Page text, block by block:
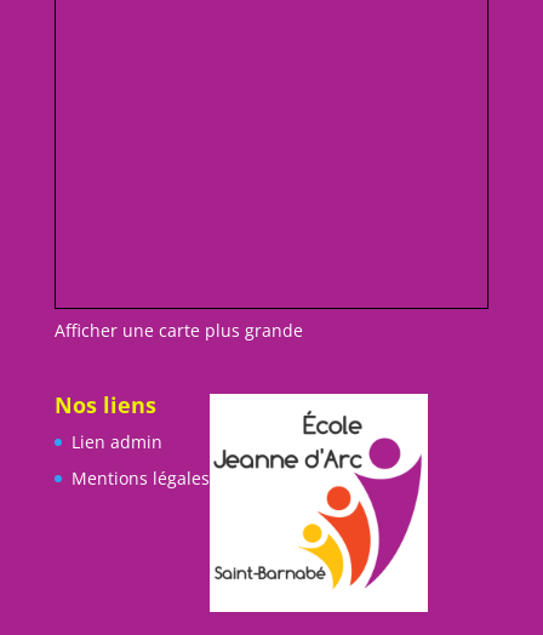
Afficher une carte plus grande
Nos liens
Lien admin
Mentions légales